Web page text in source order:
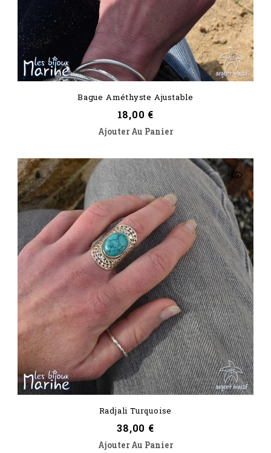
Bague Améthyste Ajustable
Prix
18,00 €
Ajouter Au Panier
Radjali Turquoise
Prix
38,00 €
Ajouter Au Panier